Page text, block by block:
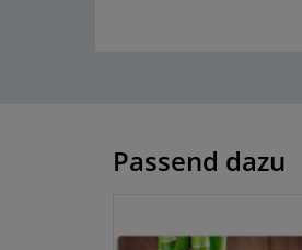
Passend dazu